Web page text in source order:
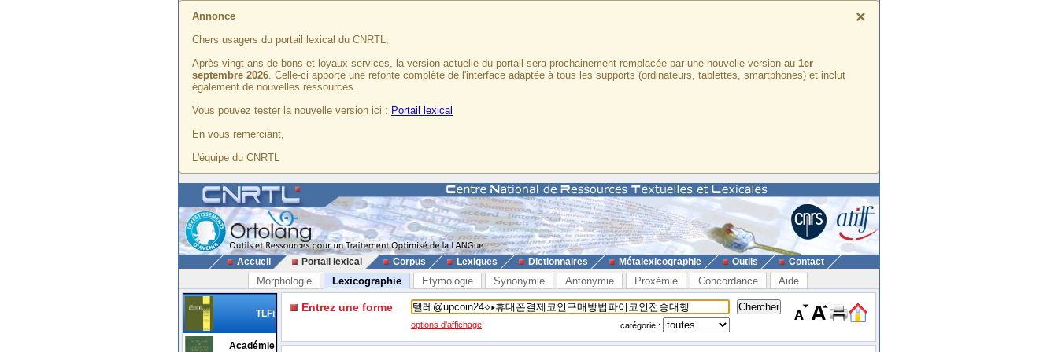
×
Annonce
Chers usagers du portail lexical du CNRTL,
Après vingt ans de bons et loyaux services, la version actuelle du portail sera prochainement remplacée par une nouvelle version au 1er
septembre 2026. Celle-ci apporte une refonte complète de l'interface adaptée à tous les supports (ordinateurs, tablettes, smartphones) et inclut
également de nouvelles ressources.
Vous pouvez tester la nouvelle version ici : Portail lexical
En vous remerciant,
L'équipe du CNRTL
Accueil Portail lexical Corpus Lexiques Dictionnaires Métalexicographie Outils Contact
Morphologie Lexicographie Etymologie Synonymie Antonymie Proxémie Concordance Aide
TLFi
Académie
Entrez une forme
options d'affichage catégorie :